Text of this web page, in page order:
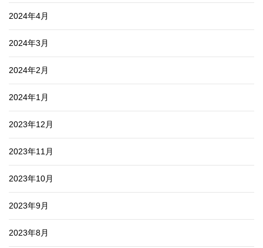
2024年4月
2024年3月
2024年2月
2024年1月
2023年12月
2023年11月
2023年10月
2023年9月
2023年8月